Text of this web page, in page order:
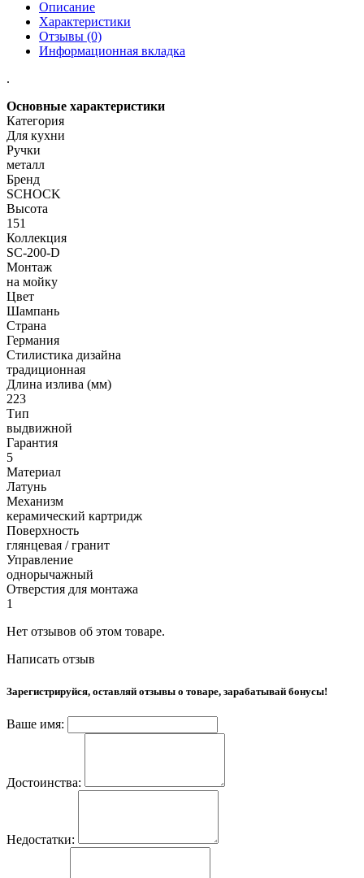
Описание
Характеристики
Отзывы (0)
Информационная вкладка
.
Основные характеристики
Категория
Для кухни
Ручки
металл
Бренд
SCHOCK
Высота
151
Коллекция
SC-200-D
Монтаж
на мойку
Цвет
Шампань
Страна
Германия
Стилистика дизайна
традиционная
Длина излива (мм)
223
Тип
выдвижной
Гарантия
5
Материал
Латунь
Механизм
керамический картридж
Поверхность
глянцевая / гранит
Управление
однорычажный
Отверстия для монтажа
1
Нет отзывов об этом товаре.
Написать отзыв
Зарегистрируйся, оставляй отзывы о товаре, зарабатывай бонусы!
Ваше имя:
Достоинства:
Недостатки: